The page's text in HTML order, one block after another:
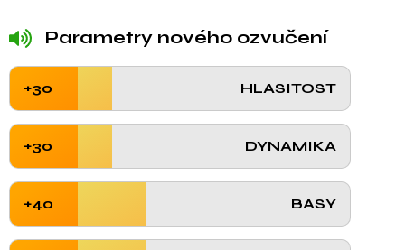
Parametry nového ozvučení
HLASITOST
+30
DYNAMIKA
+30
BASY
+40